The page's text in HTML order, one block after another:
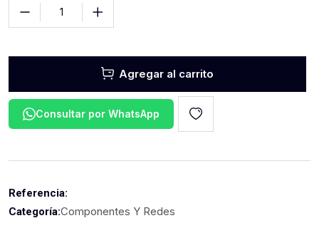
Agregar al carrito
Consultar por WhatsApp
Referencia:
Categoría:Componentes Y Redes